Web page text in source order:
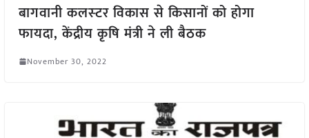
बागवानी कलस्‍टर विकास से किसानों को होगा
फायदा, केंद्रीय कृषि मंत्री ने ली बैठक
November 30, 2022